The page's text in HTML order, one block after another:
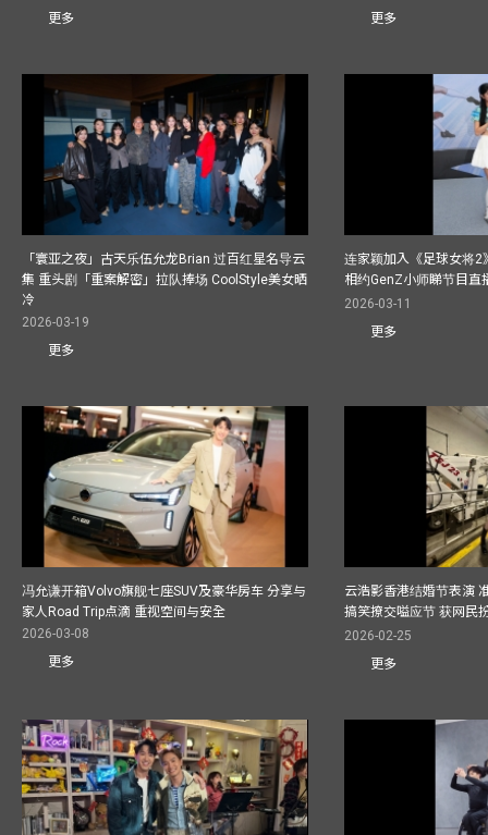
更多
更多
「寰亚之夜」古天乐伍允龙Brian 过百红星名导云
集 重头剧「重案解密」拉队捧场 CoolStyle美女晒
冷
2026-03-19
更多
连家颖加入《足球女将
相约GenZ小师睇节目直
2026-03-11
更多
冯允谦开箱Volvo旗舰七座SUV及豪华房车 分享与
家人Road Trip点滴 重视空间与安全
2026-03-08
更多
云浩影香港结婚节表演
搞笑撩交嗌应节 获网民
2026-02-25
更多